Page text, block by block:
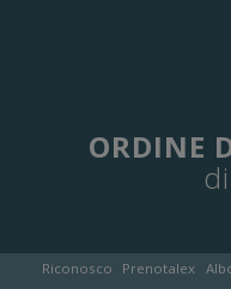
ORDINE
Riconosco Prenotalex